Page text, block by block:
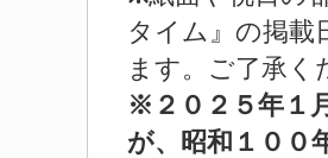
タイム』の掲載
ます。ご了承く
※ ２０２５年１
が、昭和１００